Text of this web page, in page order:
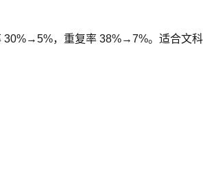
，重复率 38%→7%。适合文